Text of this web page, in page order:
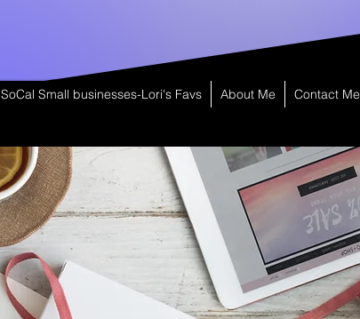
SoCal Small businesses-Lori's Favs About Me Contact Me